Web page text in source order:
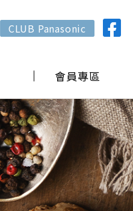
CLUB Panasonic
會員專區